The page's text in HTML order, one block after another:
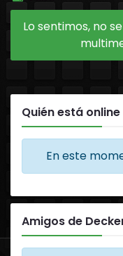
Lo sentimos, no
Quién está online
En este
Amigos de